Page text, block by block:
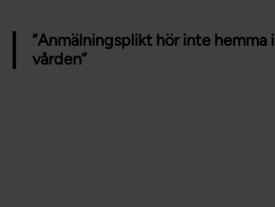
”Anmälningsplikt hör inte hemma i
vården”